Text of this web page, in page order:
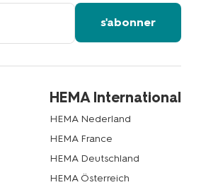
s'abonner
HEMA International
HEMA Nederland
HEMA France
HEMA Deutschland
HEMA Österreich